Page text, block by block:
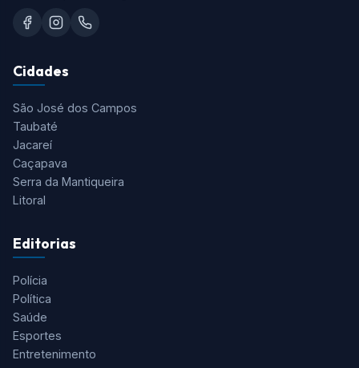
Cidades
São José dos Campos
Taubaté
Jacareí
Caçapava
Serra da Mantiqueira
Litoral
Editorias
Polícia
Política
Saúde
Esportes
Entretenimento